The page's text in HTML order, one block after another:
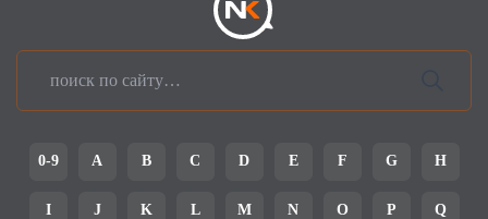
0-9 A B C D E F G H
I J K L M N O P Q